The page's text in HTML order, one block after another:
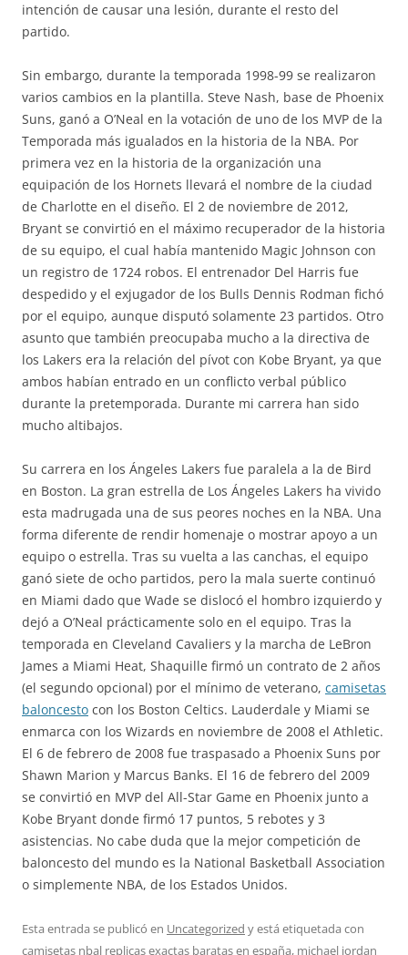
intención de causar una lesión, durante el resto del
partido.
Sin embargo, durante la temporada 1998-99 se realizaron
varios cambios en la plantilla. Steve Nash, base de Phoenix
Suns, ganó a O’Neal en la votación de uno de los MVP de la
Temporada más igualados en la historia de la NBA. Por
primera vez en la historia de la organización una
equipación de los Hornets llevará el nombre de la ciudad
de Charlotte en el diseño. El 2 de noviembre de 2012,
Bryant se convirtió en el máximo recuperador de la historia
de su equipo, el cual había mantenido Magic Johnson con
un registro de 1724 robos. El entrenador Del Harris fue
despedido y el exjugador de los Bulls Dennis Rodman fichó
por el equipo, aunque disputó solamente 23 partidos. Otro
asunto que también preocupaba mucho a la directiva de
los Lakers era la relación del pívot con Kobe Bryant, ya que
ambos habían entrado en un conflicto verbal público
durante la pretemporada. Durante mi carrera han sido
mucho altibajos.
Su carrera en los Ángeles Lakers fue paralela a la de Bird
en Boston. La gran estrella de Los Ángeles Lakers ha vivido
esta madrugada una de sus peores noches en la NBA. Una
forma diferente de rendir homenaje o mostrar apoyo a un
equipo o estrella. Tras su vuelta a las canchas, el equipo
ganó siete de ocho partidos, pero la mala suerte continuó
en Miami dado que Wade se dislocó el hombro izquierdo y
dejó a O’Neal prácticamente solo en el equipo. Tras la
temporada en Cleveland Cavaliers y la marcha de LeBron
James a Miami Heat, Shaquille firmó un contrato de 2 años
(el segundo opcional) por el mínimo de veterano, camisetas
baloncesto con los Boston Celtics. Lauderdale y Miami se
enmarca con los Wizards en noviembre de 2008 el Athletic.
El 6 de febrero de 2008 fue traspasado a Phoenix Suns por
Shawn Marion y Marcus Banks. El 16 de febrero del 2009
se convirtió en MVP del All-Star Game en Phoenix junto a
Kobe Bryant donde firmó 17 puntos, 5 rebotes y 3
asistencias. No cabe duda que la mejor competición de
baloncesto del mundo es la National Basketball Association
o simplemente NBA, de los Estados Unidos.
Esta entrada se publicó en Uncategorized y está etiquetada con
camisetas nbal replicas exactas baratas en españa, michael jordan